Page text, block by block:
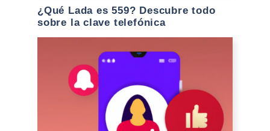
¿Qué Lada es 559? Descubre todo
sobre la clave telefónica